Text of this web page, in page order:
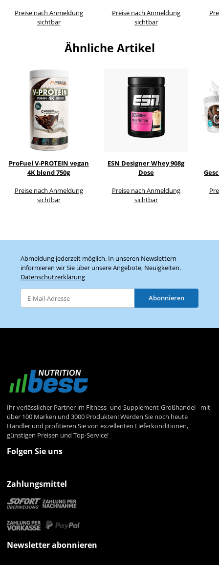
Preise nach Anmeldung
sichtbar
Preise nach Anmeldung
sichtbar
Ähnliche Artikel
ProFuel V-PROTEIN vegan
4K blend 750g
Preise nach Anmeldung
sichtbar
ESN Designer Whey 908g
Dose
Preise nach Anmeldung
sichtbar
Abmeldung jederzeit möglich. In unseren Newslettern
informieren wir Sie über unsere Angebote, Neuigkeiten.
Datenschutzerklärung
Abonnieren
Ihr verlässlicher Partner im Fitness- und Supplement-Großhandel - mit
über 100 Marken und 3000 Produkten! Werden Sie noch heute
Händler und profitieren Sie von exzellenten Lieferkonditionen,
günstigen Preisen und Top-Service!
Folgen Sie uns
Zahlungsmittel
Newsletter abonnieren